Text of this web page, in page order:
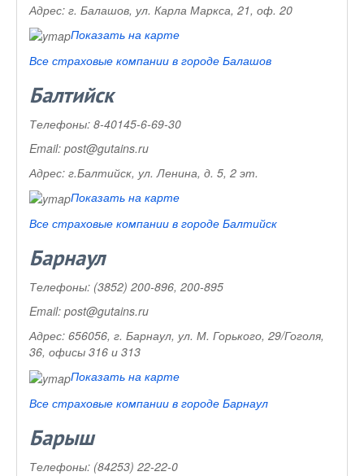
Адрес: г. Балашов, ул. Карла Маркса, 21, оф. 20
Показать на карте
Все страховые компании в городе Балашов
Балтийск
Телефоны: 8-40145-6-69-30
Email: post@gutains.ru
Адрес: г.Балтийск, ул. Ленина, д. 5, 2 эт.
Показать на карте
Все страховые компании в городе Балтийск
Барнаул
Телефоны: (3852) 200-896, 200-895
Email: post@gutains.ru
Адрес: 656056, г. Барнаул, ул. М. Горького, 29/Гоголя,
36, офисы 316 и 313
Показать на карте
Все страховые компании в городе Барнаул
Барыш
Телефоны: (84253) 22-22-0